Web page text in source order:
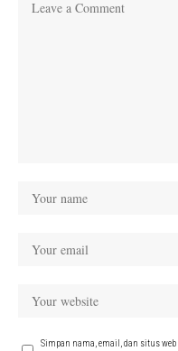
Simpan nama, email, dan situs